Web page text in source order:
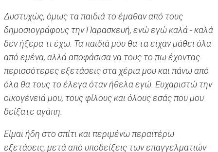
Δυστυχώς, όμως τα παιδιά το έμαθαν από τους
δημοσιογράφους την Παρασκευή, ενώ εγώ καλά - καλά
δεν ήξερα τι έχω. Τα παιδιά μου θα τα είχαν μάθει όλα
από εμένα, αλλά αποφάσισα να τους το πω έχοντας
περισσότερες εξετάσεις στα χέρια μου και πάνω από
όλα θα τους το έλεγα όταν ήθελα εγώ. Ευχαριστώ την
οικογένειά μου, τους φίλους και όλους εσάς που μου
δείξατε αγάπη.
Είμαι ήδη στο σπίτι και περιμένω περαιτέρω
εξετάσεις, μετά από υποδείξεις των επαγγελματιών